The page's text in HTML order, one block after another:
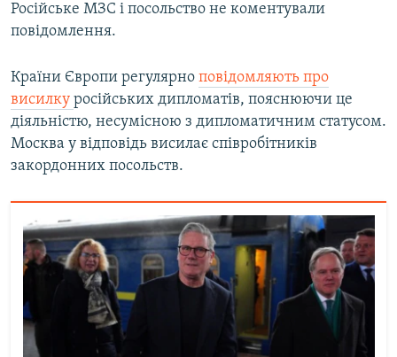
Російське МЗС і посольство не коментували
повідомлення.
Країни Європи регулярно повідомляють про
висилку російських дипломатів, пояснюючи це
діяльністю, несумісною з дипломатичним статусом.
Москва у відповідь висилає співробітників
закордонних посольств.